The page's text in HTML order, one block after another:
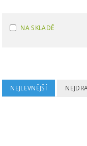
NA SKLADĚ
NEJLEVNĚJŠÍ